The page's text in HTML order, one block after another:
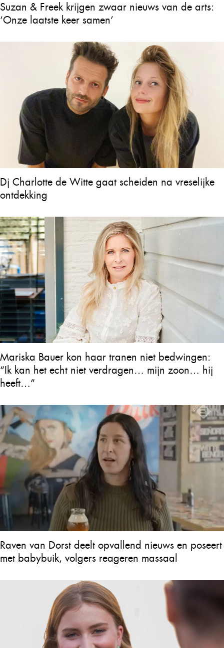
Suzan & Freek krijgen zwaar nieuws van de arts:
‘Onze laatste keer samen’
Dj Charlotte de Witte gaat scheiden na vreselijke
ontdekking
Mariska Bauer kon haar tranen niet bedwingen:
“Ik kan het echt niet verdragen… mijn zoon… hij
heeft…”
Raven van Dorst deelt opvallend nieuws en poseert
met babybuik, volgers reageren massaal